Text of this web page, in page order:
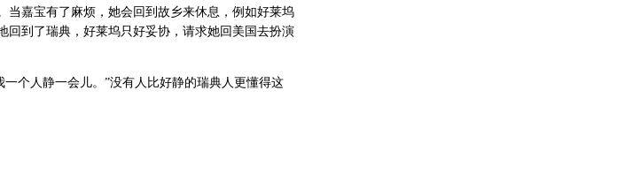
当嘉宝有了麻烦，她会回到故乡来休息，例如好莱坞
回到了瑞典，好莱坞只好妥协，请求她回美国去扮演
个人静一会儿。”没有人比好静的瑞典人更懂得这